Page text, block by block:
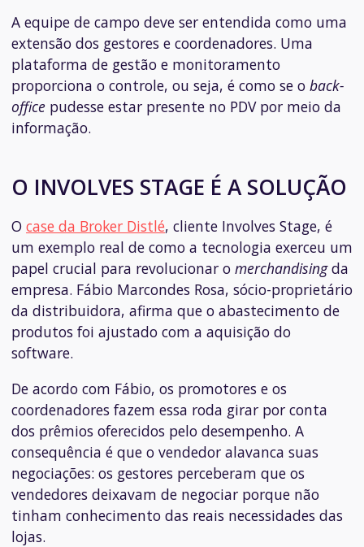
A equipe de campo deve ser entendida como uma
extensão dos gestores e coordenadores. Uma
plataforma de gestão e monitoramento
proporciona o controle, ou seja, é como se o back-
office pudesse estar presente no PDV por meio da
informação.
O INVOLVES STAGE É A SOLUÇÃO
O case da Broker Distlé, cliente Involves Stage, é
um exemplo real de como a tecnologia exerceu um
papel crucial para revolucionar o merchandisingda
empresa. Fábio Marcondes Rosa, sócio-proprietário
da distribuidora, afirma que o abastecimento de
produtos foi ajustado com a aquisição do
software.
De acordo com Fábio, os promotores e os
coordenadores fazem essa roda girar por conta
dos prêmios oferecidos pelo desempenho. A
consequência é que o vendedor alavanca suas
negociações: os gestores perceberam que os
vendedores deixavam de negociar porque não
tinham conhecimento das reais necessidades das
lojas.